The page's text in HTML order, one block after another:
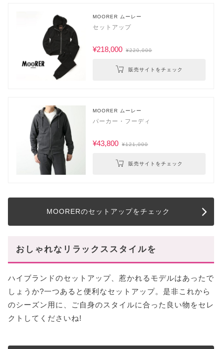
MOORER ムーレー
セットアップ
¥218,000 ¥220,000
販売サイトをチェック
MOORER ムーレー
パーカー・フーディ
¥43,800 ¥121,000
販売サイトをチェック
MOORERのセットアップをチェック
おしゃれなリラックススタイルを
ハイブランドのセットアップ、惹かれるモデルはあったで
しょうか?一つあると便利なセットアップ。是非これから
のシーズン用に、ご自身のスタイルに合った良い物をセレ
クトしてくださいね!